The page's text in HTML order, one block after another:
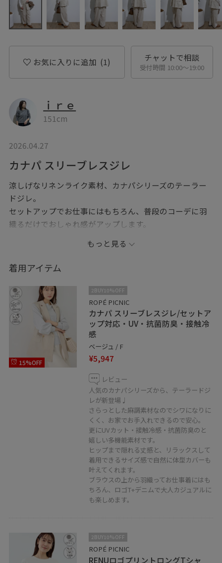
お気に入りに追加 (1) チャットで相談
受付時間 10:00〜19:00
ｉｒｅ
151cm
2026.04.27
カナパ スリーブレスジレ
涼しげなリネンライク素材、カナパシリーズのテーラー
ドジレ。
セットアップでお仕事にはもちろん、普段のコーデに羽
織るだけでおしゃれ感がアップします。
触冷感・抗菌防臭と嬉しい機能性もばっちり。
金ボタンできちんと感がありながら、ヒップまで隠れる
丈感でリラックスして着用できます。
低身長の方、下半身が気になる…
同じ悩みをお持ちの方へ
おすすめのスタイリングを紹介しています。
♡マークをタップすると
いつでもお気に入り一覧からチェックできます。
もっと見る
着用アイテム
15%OFF
2BUY10%OFF
ROPÉ PICNIC
カナパ スリーブレスジレ/セットア
ップ対応・UV・抗菌防臭・接触冷
感
ベージュ / F
¥5,947
レビュー
人気のカナパシリーズから、テーラードジ
レが新登場♩
さらっとした麻調素材なのでシワになりに
くく、お家でお手入れできるので安心。
更にUVカット・接触冷感・抗菌防臭のと
嬉しい多機能素材です。
ヒップまで隠れる丈感と、リラックスして
着用できるサイズ感で自然に体型カバーも
叶えてくれます。
ブラウスの上から羽織ってお仕事着にはも
ちろん、ロゴT+デニムで大人カジュアルに
も楽しめます。
2BUY10%OFF
ROPÉ PICNIC
RENUロゴプリントロングTシャ